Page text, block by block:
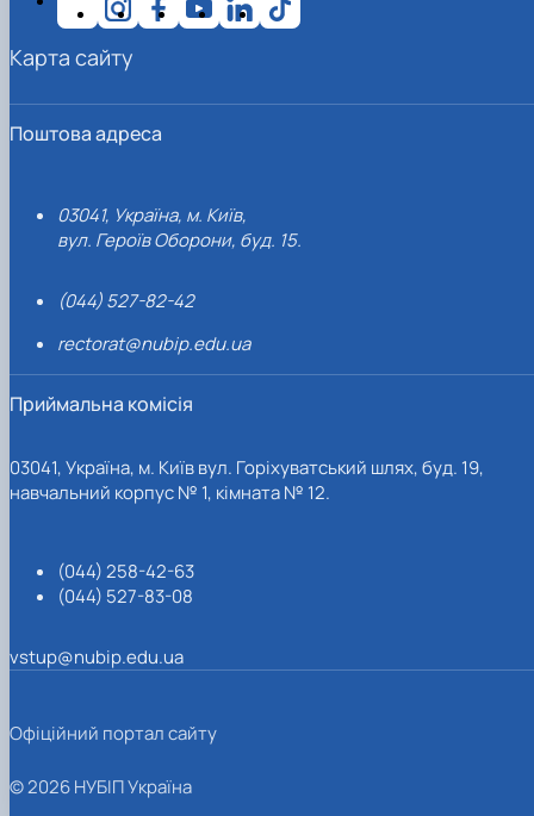
Поштова адреса
03041, Україна, м. Київ,
вул. Героїв Оборони, буд. 15.
(044) 527-82-42
rectorat@nubip.edu.ua
Приймальна комісія
03041, Україна, м. Київ вул. Горіхуватський шлях, буд. 19,
навчальний корпус № 1, кімната № 12.
(044) 258-42-63
(044) 527-83-08
vstup@nubip.edu.ua
Карта сайту
Офіційний портал сайту
© 2026 НУБІП Україна